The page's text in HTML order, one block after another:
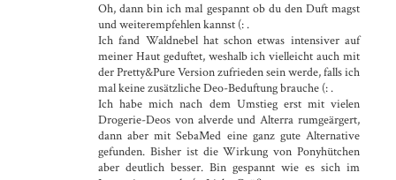
Oh, dann bin ich mal gespannt ob du den Duft magst
und weiterempfehlen kannst (: .
Ich fand Waldnebel hat schon etwas intensiver auf
meiner Haut geduftet, weshalb ich vielleicht auch mit
der Pretty&Pure Version zufrieden sein werde, falls ich
mal keine zusätzliche Deo-Beduftung brauche (: .
Ich habe mich nach dem Umstieg erst mit vielen
Drogerie-Deos von alverde und Alterra rumgeärgert,
dann aber mit SebaMed eine ganz gute Alternative
gefunden. Bisher ist die Wirkung von Ponyhütchen
aber deutlich besser. Bin gespannt wie es sich im